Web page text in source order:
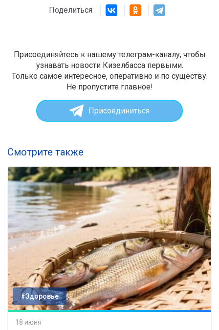
Поделиться
Присоединяйтесь к нашему телеграм-каналу, чтобы
узнавать новости Кизелбасса первыми.
Только самое интересное, оперативно и по существу.
Не пропустите главное!
Присоединиться
Смотрите также
#Здоровье
18 июня